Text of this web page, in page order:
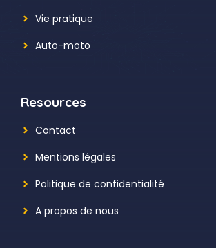
Vie pratique
Auto-moto
Resources
Contact
Mentions légales
Politique de confidentialité
A propos de nous